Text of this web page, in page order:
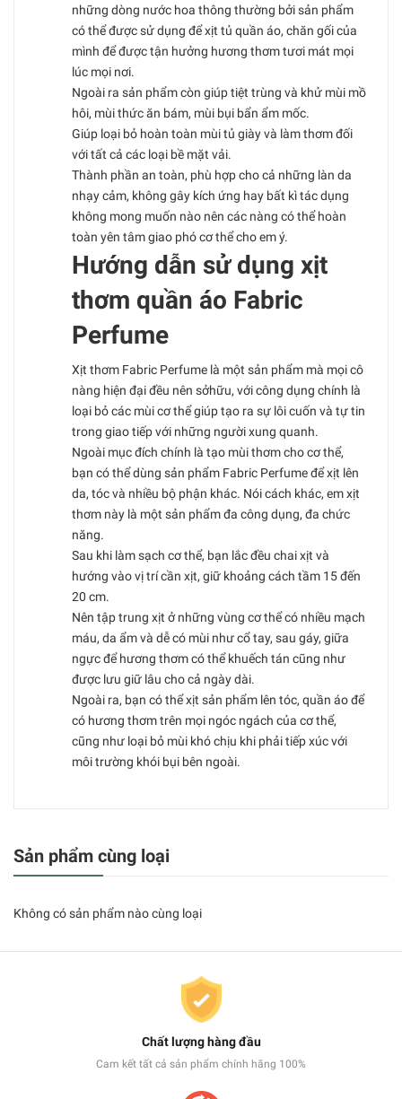
những dòng nước hoa thông thường bởi sản phẩm
có thể được sử dụng để xịt tủ quần áo, chăn gối của
mình để được tận hưởng hương thơm tươi mát mọi
lúc mọi nơi.
Ngoài ra sản phẩm còn giúp tiệt trùng và khử mùi mồ
hôi, mùi thức ăn bám, mùi bụi bẩn ẩm mốc.
Giúp loại bỏ hoàn toàn mùi tủ giày và làm thơm đối
với tất cả các loại bề mặt vải.
Thành phần an toàn, phù hợp cho cả những làn da
nhạy cảm, không gây kích ứng hay bất kì tác dụng
không mong muốn nào nên các nàng có thể hoàn
toàn yên tâm giao phó cơ thể cho em ý.
Hướng dẫn sử dụng xịt
thơm quần áo Fabric
Perfume
Xịt thơm Fabric Perfume là một sản phẩm mà mọi cô
nàng hiện đại đều nên sởhữu, với công dụng chính là
loại bỏ các mùi cơ thể giúp tạo ra sự lôi cuốn và tự tin
trong giao tiếp với những người xung quanh.
Ngoài mục đích chính là tạo mùi thơm cho cơ thể,
bạn có thể dùng sản phẩm Fabric Perfume để xịt lên
da, tóc và nhiều bộ phận khác. Nói cách khác, em xịt
thơm này là một sản phẩm đa công dụng, đa chức
năng.
Sau khi làm sạch cơ thể, bạn lắc đều chai xịt và
hướng vào vị trí cần xịt, giữ khoảng cách tầm 15 đến
20 cm.
Nên tập trung xịt ở những vùng cơ thể có nhiều mạch
máu, da ẩm và dễ có mùi như cổ tay, sau gáy, giữa
ngực để hương thơm có thể khuếch tán cũng như
được lưu giữ lâu cho cả ngày dài.
Ngoài ra, bạn có thể xịt sản phẩm lên tóc, quần áo để
có hương thơm trên mọi ngóc ngách của cơ thể,
cũng như loại bỏ mùi khó chịu khi phải tiếp xúc với
môi trường khói bụi bên ngoài.
Sản phẩm cùng loại
Không có sản phẩm nào cùng loại
Chất lượng hàng đầu
Cam kết tất cả sản phẩm chính hãng 100%